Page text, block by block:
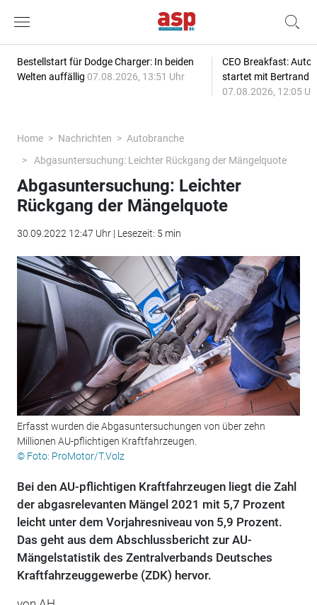
Bestellstart für Dodge Charger: In beiden
Welten auffällig 07.08.2026, 13:51 Uhr
CEO Breakfast:
startet mit Bertrand
07.08.2026, 12:05
Home Nachrichten
Autobranche
Abgasuntersuchung: Leichter Rückgang der Mängelquote
Abgasuntersuchung: Leichter
Rückgang der Mängelquote
30.09.2022 12:47 Uhr | Lesezeit: 5 min
Erfasst wurden die Abgasuntersuchungen von über zehn
Millionen AU-pflichtigen Kraftfahrzeugen.
© Foto: ProMotor/T.Volz
Bei den AU-pflichtigen Kraftfahrzeugen liegt die Zahl
der abgasrelevanten Mängel 2021 mit 5,7 Prozent
leicht unter dem Vorjahresniveau von 5,9 Prozent.
Das geht aus dem Abschlussbericht zur AU-
Mängelstatistik des Zentralverbands Deutsches
Kraftfahrzeuggewerbe (ZDK) hervor.